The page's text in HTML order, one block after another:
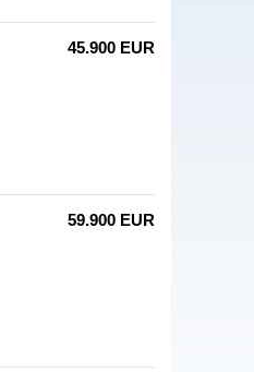
45.900 EUR
59.900 EUR